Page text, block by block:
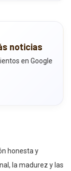
noticias
en Google
honesta y
la madurez y las